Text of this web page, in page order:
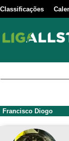
Classificações
Francisco Diogo